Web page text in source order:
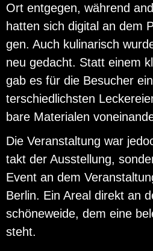
Ort ent­ge­gen, wäh­rend
hat­ten sich di­gi­tal an dem
gen. Auch ku­li­na­risch
neu ge­dacht. Statt einem
gab es für die Be­su­cher
ter­schied­lichs­ten
ba­re Ma­te­ria­len
Die Ver­an­stal­tung war
takt der Aus­stel­lung,
Event an dem
Ber­lin. Ein Areal di­rekt an
schö­ne­wei­de, dem eine
steht.